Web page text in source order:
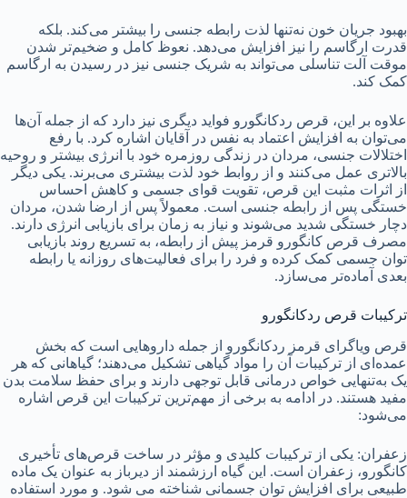
بهبود جریان خون نه‌تنها لذت رابطه جنسی را بیشتر می‌کند. بلکه
قدرت ارگاسم را نیز افزایش می‌دهد. نعوظ کامل و ضخیم‌تر شدن
موقت آلت تناسلی می‌تواند به شریک جنسی نیز در رسیدن به ارگاسم
کمک کند.
علاوه بر این، قرص ردکانگورو فواید دیگری نیز دارد که از جمله آن‌ها
می‌توان به افزایش اعتماد به نفس در آقایان اشاره کرد. با رفع
اختلالات جنسی، مردان در زندگی روزمره خود با انرژی بیشتر و روحیه
بالاتری عمل می‌کنند و از روابط خود لذت بیشتری می‌برند. یکی دیگر
از اثرات مثبت این قرص، تقویت قوای جسمی و کاهش احساس
خستگی پس از رابطه جنسی است. معمولاً پس از ارضا شدن، مردان
دچار خستگی شدید می‌شوند و نیاز به زمان برای بازیابی انرژی دارند.
مصرف قرص کانگورو قرمز پیش از رابطه، به تسریع روند بازیابی
توان جسمی کمک کرده و فرد را برای فعالیت‌های روزانه یا رابطه
بعدی آماده‌تر می‌سازد.
ترکیبات قرص ردکانگورو
قرص ویاگرای قرمز ردکانگورو از جمله داروهایی است که بخش
عمده‌ای از ترکیبات آن را مواد گیاهی تشکیل می‌دهند؛ گیاهانی که هر
یک به‌تنهایی خواص درمانی قابل توجهی دارند و برای حفظ سلامت بدن
مفید هستند. در ادامه به برخی از مهم‌ترین ترکیبات این قرص اشاره
می‌شود:
زعفران: یکی از ترکیبات کلیدی و مؤثر در ساخت قرص‌های تأخیری
کانگورو، زعفران است. این گیاه ارزشمند از دیرباز به عنوان یک ماده
طبیعی برای افزایش توان جسمانی شناخته می شود. و مورد استفاده